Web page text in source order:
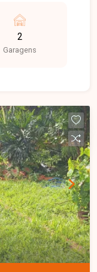
700 aves.
2
Garagens